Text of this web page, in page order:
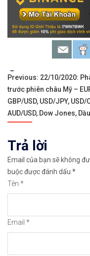
𝘟𝘦𝘮 𝘤𝘩𝘪 𝘵𝘪ế𝘵:
𝐀𝐧 𝐭â𝐦 𝐦ở 𝐭à𝐢
𝘔ở 𝘵à𝘪
Xem hướng
𝘔ở 𝘵à𝘪 𝘬𝘩𝘰ả𝘯
Xem cách
Xem video
#binance
Tags:
Điều
hướng
bài
viết
Previous: 22/10/2020:
trước phiên châu Mỹ –
GBP/USD, USD/JPY, USD/
AUD/USD, Dow Jones,
Trả lời
Email của bạn sẽ không
buộc được đánh dấu *
Tên *
Email *